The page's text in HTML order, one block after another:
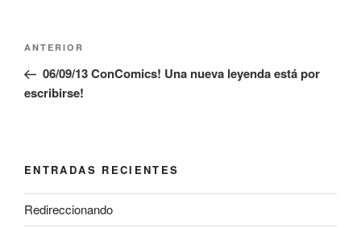
Navegación
entradas
Entrada
anterior:
ANTERIOR
06/09/13 ConComics! Una nueva leyenda está por
escribirse!
ENTRADAS RECIENTES
Redireccionando